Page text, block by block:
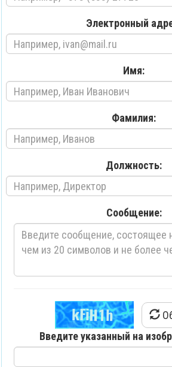
Электронный
Имя:
Фамилия:
Должность:
Сообщение:
Введите указанный на